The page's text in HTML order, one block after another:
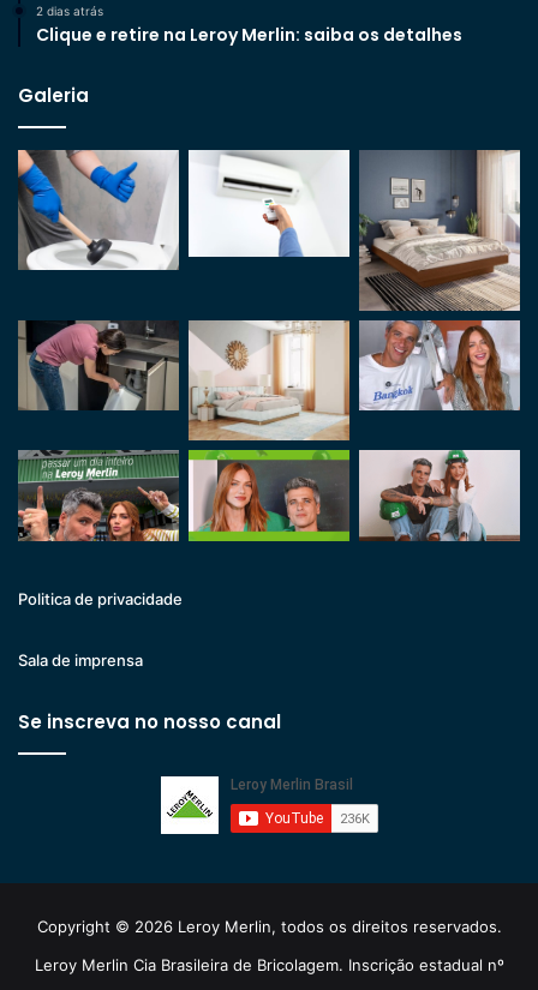
2 dias atrás
Clique e retire na Leroy Merlin: saiba os detalhes
Galeria
Politica de privacidade
Sala de imprensa
Se inscreva no nosso canal
Copyright © 2026 Leroy Merlin, todos os direitos reservados.
Leroy Merlin Cia Brasileira de Bricolagem. Inscrição estadual nº